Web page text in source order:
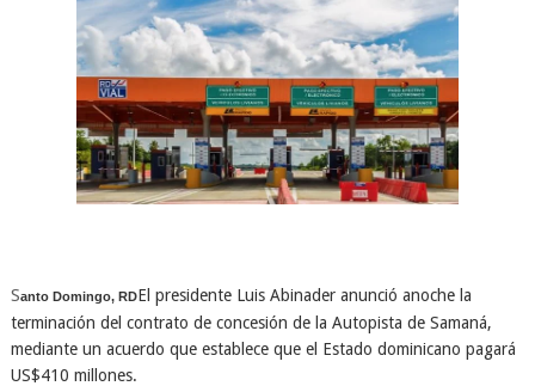
Santo Domingo, RDEl presidente Luis Abinader anunció anoche la
terminación del contrato de concesión de la Autopista de Samaná,
mediante un acuerdo que establece que el Estado dominicano pagará
US$410 millones.